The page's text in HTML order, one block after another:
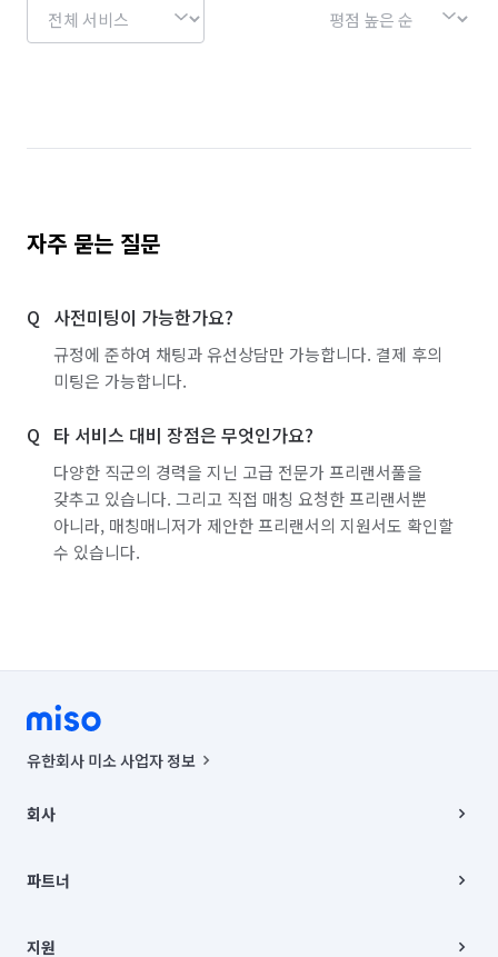
자주 묻는 질문
사전미팅이 가능한가요?
규정에 준하여 채팅과 유선상담만 가능합니다. 결제 후의
미팅은 가능합니다.
타 서비스 대비 장점은 무엇인가요?
다양한 직군의 경력을 지닌 고급 전문가 프리랜서풀을
갖추고 있습니다. 그리고 직접 매칭 요청한 프리랜서뿐
아니라, 매칭매니저가 제안한 프리랜서의 지원서도 확인할
수 있습니다.
유한회사 미소 사업자 정보
00019 |
주소 | 본사: 서울특별시 종로구 율곡로 6(중학동, 트윈트리빌딩) B동 5층
컨택센터 : 서울특별시 종로구 수송동 율곡로 24, 7층, 8층 미소
상품, 상품정보, 거래에 관한 의무와 책임은 거래당사자에게 있습니다.
회사
채용
파트너
이사
지원